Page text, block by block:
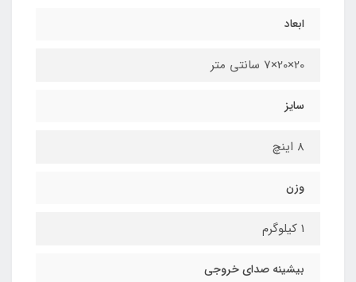
ابعاد
20×20×7 سانتی متر
سایز
8 اینچ
وزن
1 کیلوگرم
بیشینه صدای خروجی